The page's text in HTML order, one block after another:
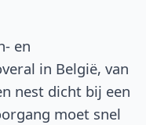
en
in België, van
nest dicht bij een
moet snel